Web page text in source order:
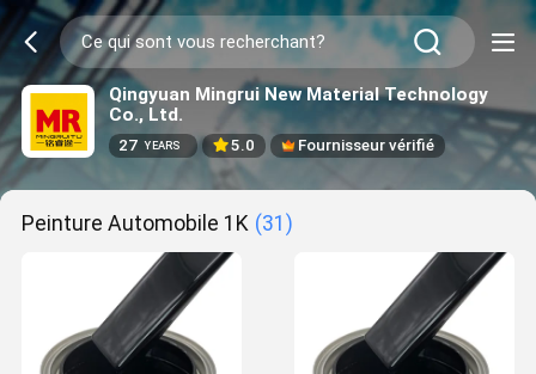
Qingyuan Mingrui New Material Technology
Co., Ltd.
27 YEARS 5.0 Fournisseur vérifié
Peinture Automobile 1K (31)